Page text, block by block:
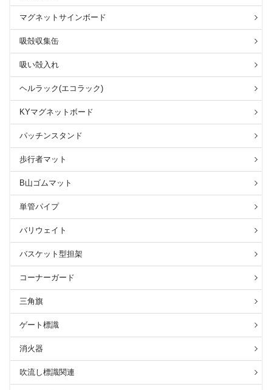
マグネットサインボード
吸殻収集缶
吸い殻入れ
ヘルラック(エコラック)
KYマグネットボード
パッチンスタンド
歩行者マット
B山ゴムマット
単管パイプ
バリウェイト
バスケット型担架
コーナーガード
三角旗
ゲート標識
消火器
吹流し標識関連